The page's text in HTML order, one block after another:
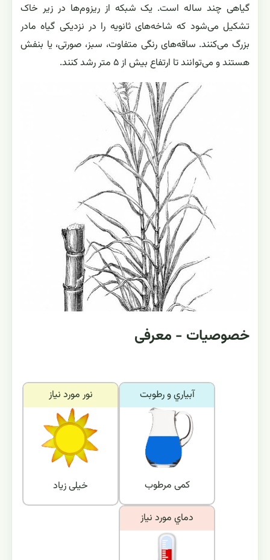
گیاهی چند ساله است. یک شبکه از ریزوم‌ها در زیر خاک
تشکیل می‌شود که شاخه‌های ثانویه را در نزدیکی گیاه مادر
بزرگ می‌کنند. ساقه‌های رنگی متفاوت، سبز، صورتی، یا بنفش
هستند و می‌توانند تا ارتفاع بیش از ۵ متر رشد کنند.
خصوصیات - معرفی
نور مورد نياز
خیلی زیاد
آبياري و رطوبت
کمی مرطوب
دماي مورد نياز